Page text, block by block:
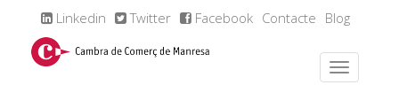
Linkedin Twitter Facebook Contacte Blog